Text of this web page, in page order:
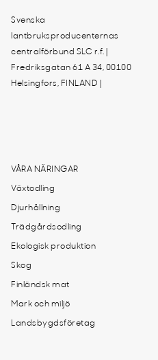
Svenska
lantbruksproducenternas
centralförbund SLC r.f. |
Fredriksgatan 61 A 34, 00100
Helsingfors, FINLAND |
VÅRA NÄRINGAR
Växtodling
Djurhållning
Trädgårdsodling
Ekologisk produktion
Skog
Finländsk mat
Mark och miljö
Landsbygdsföretag